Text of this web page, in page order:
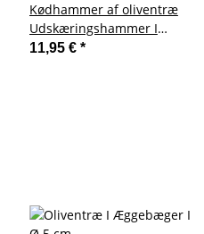
Kødhammer af oliventræ
Udskæringshammer I
Dobbeltsidet I 25 cm
11,95 € *